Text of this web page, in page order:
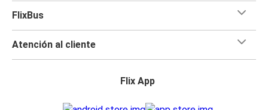
FlixBus
Atención al cliente
Flix App